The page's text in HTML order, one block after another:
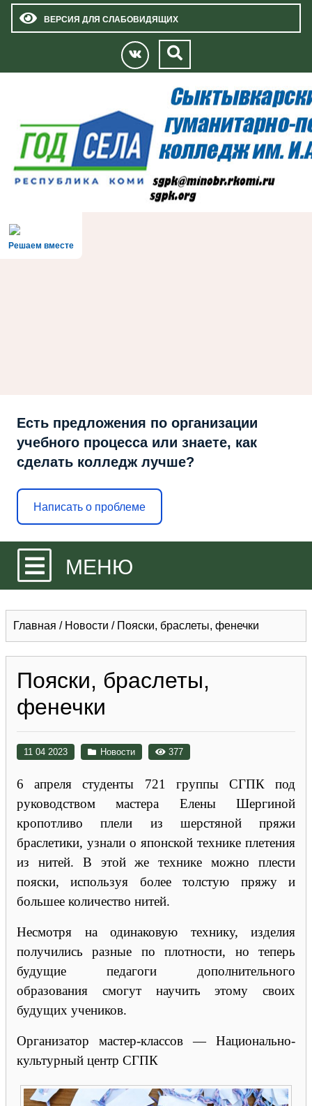
ВЕРСИЯ ДЛЯ СЛАБОВИДЯЩИХ
Решаем вместе
Есть предложения по организации
учебного процесса или знаете, как
сделать колледж лучше?
Написать о проблеме
МЕНЮ
Главная / Новости / Пояски, браслеты, фенечки
Пояски, браслеты,
фенечки
11 04 2023 Новости 377
6 апреля студенты 721 группы СГПК под
руководством мастера Елены Шергиной
кропотливо плели из шерстяной пряжи
браслетики, узнали о японской технике плетения
из нитей. В этой же технике можно плести
пояски, используя более толстую пряжу и
большее количество нитей.
Несмотря на одинаковую технику, изделия
получились разные по плотности, но теперь
будущие педагоги дополнительного
образования смогут научить этому своих
будущих учеников.
Организатор мастер-классов — Национально-
культурный центр СГПК